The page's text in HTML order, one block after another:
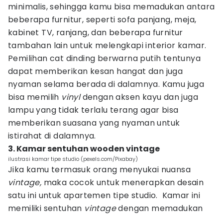
minimalis, sehingga kamu bisa memadukan antara
beberapa furnitur, seperti sofa panjang, meja,
kabinet TV, ranjang, dan beberapa furnitur
tambahan lain untuk melengkapi interior kamar.
Pemilihan cat dinding berwarna putih tentunya
dapat memberikan kesan hangat dan juga
nyaman selama berada di dalamnya. Kamu juga
bisa memilih vinyldengan aksen kayu dan juga
lampu yang tidak terlalu terang agar bisa
memberikan suasana yang nyaman untuk
istirahat di dalamnya.
3. Kamar sentuhan wooden vintage
ilustrasi kamar tipe studio (pexels.com/Pixabay)
Jika kamu termasuk orang menyukai nuansa
vintage, maka cocok untuk menerapkan desain
satu ini untuk apartemen tipe studio. Kamar ini
memiliki sentuhan vintagedengan memadukan